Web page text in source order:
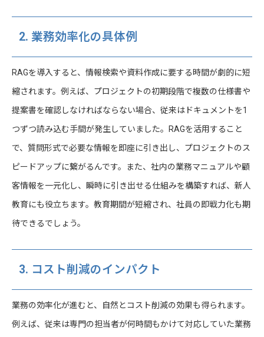
2. 業務効率化の具体例
RAGを導入すると、情報検索や資料作成に要する時間が劇的に短
縮されます。例えば、プロジェクトの初期段階で複数の仕様書や
提案書を確認しなければならない場合、従来はドキュメントを1
つずつ読み込む手間が発生していました。RAGを活用すること
で、質問形式で必要な情報を即座に引き出し、プロジェクトのス
ピードアップに繋がるんです。また、社内の業務マニュアルや顧
客情報を一元化し、瞬時に引き出せる仕組みを構築すれば、新人
教育にも役立ちます。教育期間が短縮され、社員の即戦力化も期
待できるでしょう。
3. コスト削減のインパクト
業務の効率化が進むと、自然とコスト削減の効果も得られます。
例えば、従来は専門の担当者が何時間もかけて対応していた業務